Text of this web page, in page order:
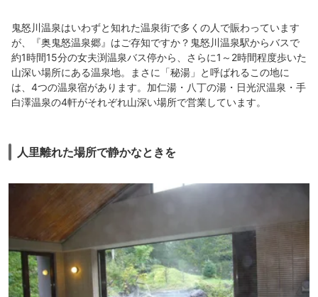
鬼怒川温泉はいわずと知れた温泉街で多くの人で賑わっています
が、『奥鬼怒温泉郷』はご存知ですか？鬼怒川温泉駅からバスで
約1時間15分の女夫渕温泉バス停から、さらに1～2時間程度歩いた
山深い場所にある温泉地。まさに「秘湯」と呼ばれるこの地に
は、4つの温泉宿があります。加仁湯・八丁の湯・日光沢温泉・手
白澤温泉の4軒がそれぞれ山深い場所で営業しています。
人里離れた場所で静かなときを